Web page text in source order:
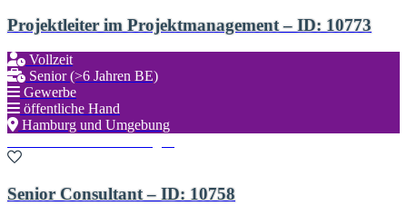
Projektleiter im Projektmanagement – ID: 10773
Vollzeit
Senior (>6 Jahren BE)
Gewerbe
öffentliche Hand
Hamburg und Umgebung
Senior Consultant – ID: 10758